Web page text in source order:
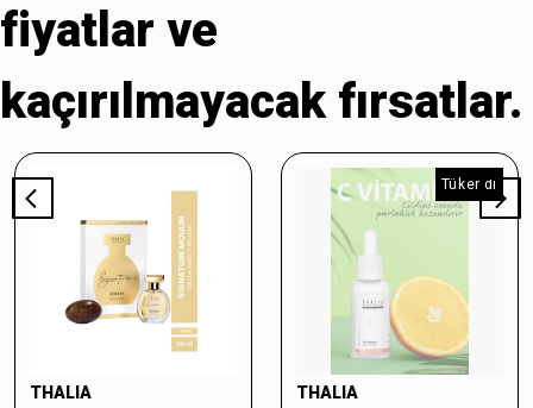
fiyatlar ve
kaçırılmayacak fırsatlar.
THALIA
Tükendi
THALIA